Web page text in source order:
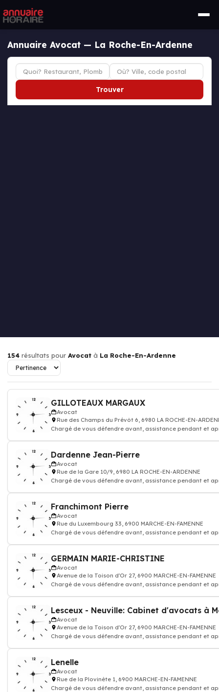
Annuaire Avocat — La Roche-En-Ardenne
Trouver
154 résultats pour Avocat à La Roche-En-Ardenne
GILLOTEAUX MARGAUX
Avocat
Rue des Champs du Prévôt 6, 6980 LA ROCHE-EN-
Chargé de vous défendre avant, assistance pendant et
Dardenne Jean-Pierre
Avocat
Rue de la Gare 10/9, 6980 LA ROCHE-EN-ARDENNE
Chargé de vous défendre avant, assistance pendant et
Franchimont Pierre
Avocat
Rue du Luxembourg 33, 6900 MARCHE-EN-FAMENNE
Chargé de vous défendre avant, assistance pendant et
GERMAIN MARIE-CHRISTINE
Avocat
Avenue de la Toison d'Or 27, 6900 MARCHE-EN-FAMENNE
Chargé de vous défendre avant, assistance pendant et
Avocat
Avenue de la Toison d'Or 27, 6900 MARCHE-EN-FAMENNE
Chargé de vous défendre avant, assistance pendant et
Lenelle
Avocat
Rue de la Plovinète 1, 6900 MARCHE-EN-FAMENNE
Chargé de vous défendre avant, assistance pendant et